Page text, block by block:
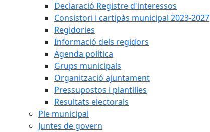
Declaració Registre d'interessos
Consistori i cartipàs municipal 2023-2027
Regidories
Informació dels regidors
Agenda política
Grups municipals
Organització ajuntament
Pressupostos i plantilles
Resultats electorals
Ple municipal
Juntes de govern